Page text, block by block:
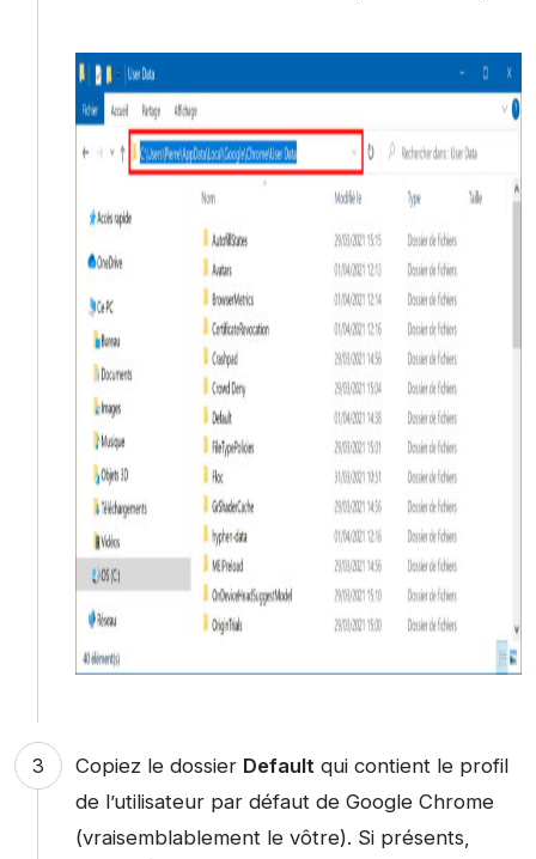
Copiez le dossier Default qui contient le profil
de l’utilisateur par défaut de Google Chrome
(vraisemblablement le vôtre). Si présents,